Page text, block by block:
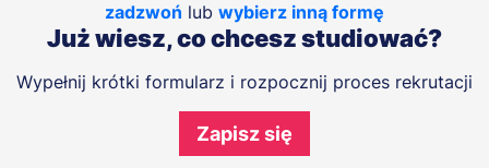
zadzwoń lub wybierz inną formę
Już wiesz, co chcesz studiować?
Wypełnij krótki formularz i rozpocznij proces rekrutacji
Zapisz się